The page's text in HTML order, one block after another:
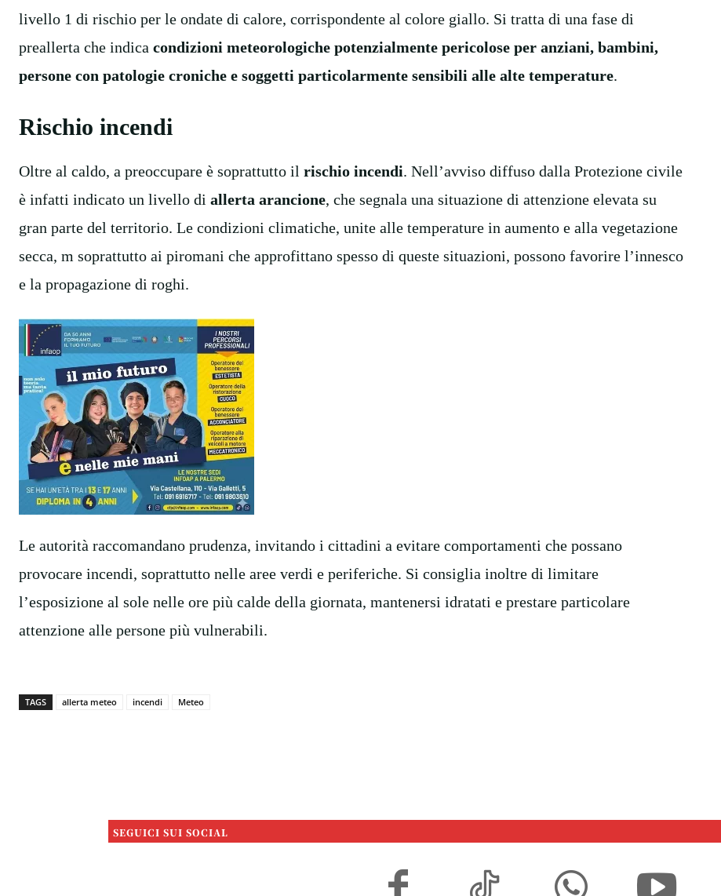
livello 1 di rischio per le ondate di calore, corrispondente al colore giallo. Si tratta di una fase di
preallerta che indica condizioni meteorologiche potenzialmente pericolose per anziani, bambini,
persone con patologie croniche e soggetti particolarmente sensibili alle alte temperature.
Rischio incendi
Oltre al caldo, a preoccupare è soprattutto il rischio incendi. Nell’avviso diffuso dalla Protezione civile
è infatti indicato un livello di allerta arancione, che segnala una situazione di attenzione elevata su
gran parte del territorio. Le condizioni climatiche, unite alle temperature in aumento e alla vegetazione
secca, m soprattutto ai piromani che approfittano spesso di queste situazioni, possono favorire l’innesco
e la propagazione di roghi.
Le autorità raccomandano prudenza, invitando i cittadini a evitare comportamenti che possano
provocare incendi, soprattutto nelle aree verdi e periferiche. Si consiglia inoltre di limitare
l’esposizione al sole nelle ore più calde della giornata, mantenersi idratati e prestare particolare
attenzione alle persone più vulnerabili.
TAGS allerta meteo incendi Meteo
SEGUICI SUI SOCIAL